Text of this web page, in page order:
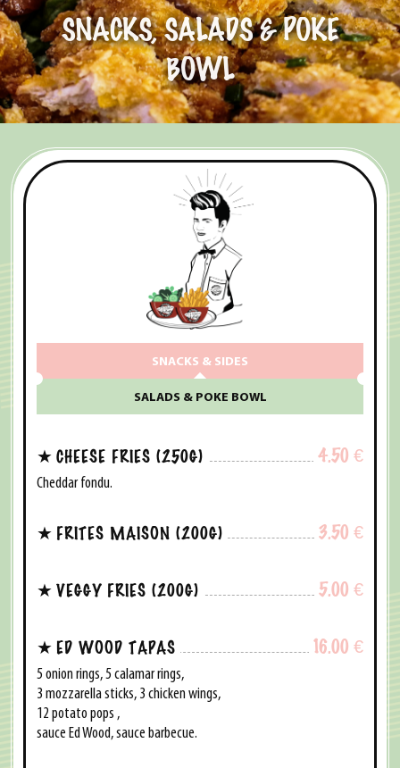
SNACKS, SALADS & POKE
BOWL
SNACKS & SIDES
SALADS & POKE BOWL
4.50 €
CHEESE FRIES (250G)
Cheddar fondu.
3.50 €
FRITES MAISON (200G)
5.00 €
VEGGY FRIES (200G)
16.00 €
ED WOOD TAPAS
5 onion rings, 5 calamar rings,
3 mozzarella sticks, 3 chicken wings,
12 potato pops ,
sauce Ed Wood, sauce barbecue.